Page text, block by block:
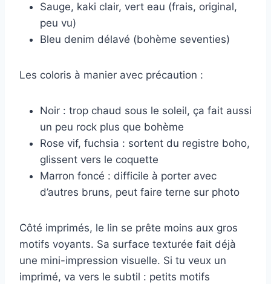
Sauge, kaki clair, vert eau (frais, original,
peu vu)
Bleu denim délavé (bohème seventies)
Les coloris à manier avec précaution :
Noir : trop chaud sous le soleil, ça fait aussi
un peu rock plus que bohème
Rose vif, fuchsia : sortent du registre boho,
glissent vers le coquette
Marron foncé : difficile à porter avec
d’autres bruns, peut faire terne sur photo
Côté imprimés, le lin se prête moins aux gros
motifs voyants. Sa surface texturée fait déjà
une mini-impression visuelle. Si tu veux un
imprimé, va vers le subtil : petits motifs